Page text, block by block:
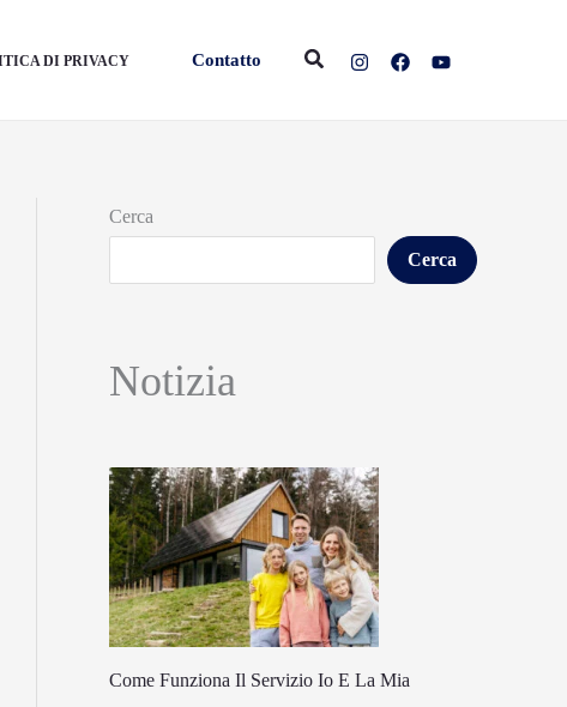
DI PRIVACY Contatto Cerca
Cerca
Cerca
Notizia
Come Funziona Il Servizio Io E La Mia